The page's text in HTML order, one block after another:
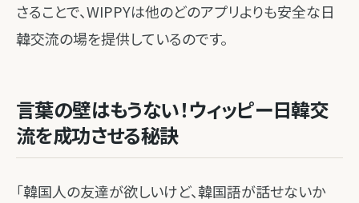
さることで、WIPPYは他のどのアプリよりも安全な日
韓交流の場を提供しているのです。
言葉の壁はもうない！ウィッピー日韓交
流を成功させる秘訣
「韓国人の友達が欲しいけど、韓国語が話せないか